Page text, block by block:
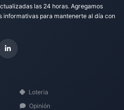
las 24 horas. Agregamos
informativas para mantenerte al día con
Loteria
Opinión